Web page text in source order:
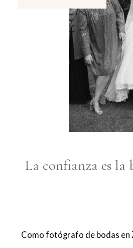
La confianza es la
Como fotógrafo de bodas en